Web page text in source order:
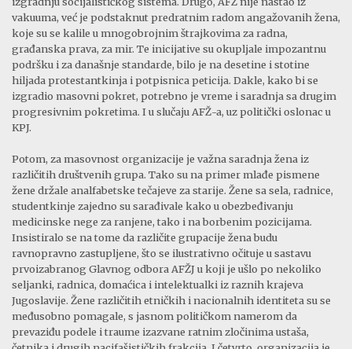
vakuuma, već je podstaknut predratnim radom angažovanih žena,
koje su se kalile u mnogobrojnim štrajkovima za radna,
građanska prava, za mir. Te inicijative su okupljale impozantnu
podršku i za današnje standarde, bilo je na desetine i stotine
hiljada protestantkinja i potpisnica peticija. Dakle, kako bi se
izgradio masovni pokret, potrebno je vreme i saradnja sa drugim
progresivnim pokretima. I u slučaju AFŽ-a, uz politički oslonac u
KPJ.
Potom, za masovnost organizacije je važna saradnja žena iz
različitih društvenih grupa. Tako su na primer mlađe pismene
žene držale analfabetske tečajeve za starije. Žene sa sela, radnice,
studentkinje zajedno su sarađivale kako u obezbeđivanju
medicinske nege za ranjene, tako i na borbenim pozicijama.
Insistiralo se na tome da različite grupacije žena budu
ravnopravno zastupljene, što se ilustrativno očituje u sastavu
prvoizabranog Glavnog odbora AFŽJ u koji je ušlo po nekoliko
seljanki, radnica, domaćica i intelektualki iz raznih krajeva
Jugoslavije. Žene različitih etničkih i nacionalnih identiteta su se
međusobno pomagale, s jasnom političkom namerom da
prevaziđu podele i traume izazvane ratnim zločinima ustaša,